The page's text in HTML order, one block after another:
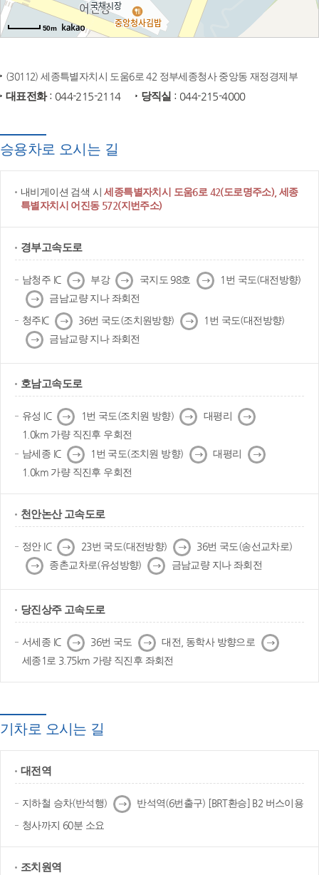
50m
(30112) 세종특별자치시 도움6로 42 정부세종청사 중앙동 재정경제부
대표전화: 044-215-2114 당직실 : 044-215-4000
승용차로 오시는 길
내비게이션 검색 시세종특별자치시 도움6로 42(도로명주소), 세종
특별자치시 어진동 572(지번주소)
경부고속도로
남청주 IC 다
음
부강 다
음
국지도 98호 다
음
1번 국도(대전방향)
다
음
금남교량 지나 좌회전
청주IC 다
음
36번 국도(조치원방향) 다
음
1번 국도(대전방향)
다
음
금남교량 지나 좌회전
호남고속도로
유성 IC 다
음
1번 국도(조치원 방향) 다
음
대평리 다
음
1.0km 가량 직진후 우회전
남세종 IC 다
음
1번 국도(조치원 방향) 다
음
대평리
다
음
1.0km 가량 직진후 우회전
천안논산 고속도로
정안 IC 다
음
23번 국도(대전방향) 다
음
36번 국도(송선교차로)
다
음
종촌교차로(유성방향) 다
음
금남교량 지나 좌회전
당진상주 고속도로
서세종 IC 다
음
36번 국도 다
음
대전, 동학사 방향으로 다
음
세종1로 3.75km 가량 직진후 좌회전
기차로 오시는 길
대전역
지하철 승차(반석행) 다
음
반석역(6번출구) [BRT환승] B2 버스이용
청사까지 60분 소요
조치원역